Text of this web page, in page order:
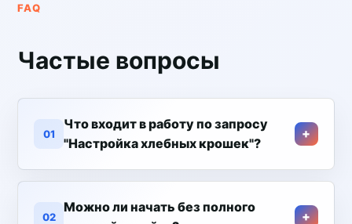
FAQ
Частые вопросы
01
Что входит в работу по запросу
"Настройка хлебных крошек"?
02
Можно ли начать без полного